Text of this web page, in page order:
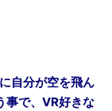
自分が空を飛ん
事で、VR好きな